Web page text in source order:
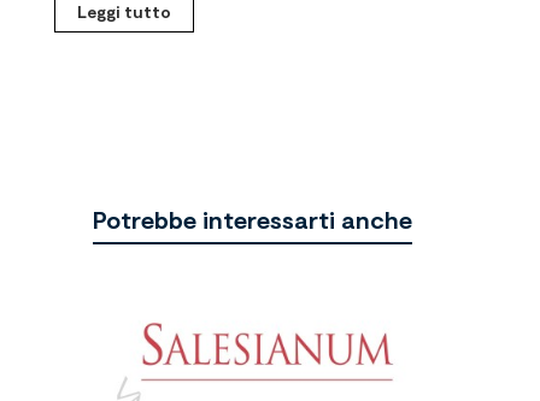
Leggi tutto
Potrebbe interessarti anche